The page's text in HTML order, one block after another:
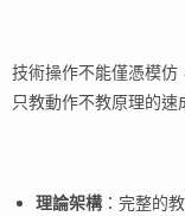
技術操作不能僅憑模仿
只教動作不教原理的速
理論架構：完整的